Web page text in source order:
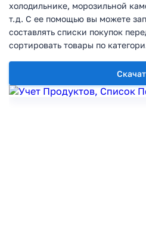
холодильнике, морозильной
т.д. С ее помощью вы можете
составлять списки покупок
сортировать товары по